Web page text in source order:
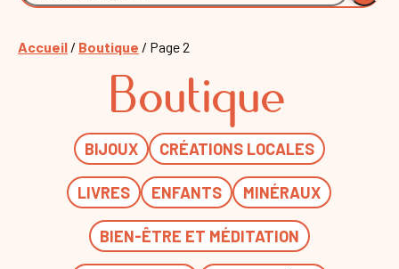
Accueil / Boutique / Page 2
Boutique
BIJOUX CRÉATIONS LOCALES
LIVRES ENFANTS MINÉRAUX
BIEN-ÊTRE ET MÉDITATION